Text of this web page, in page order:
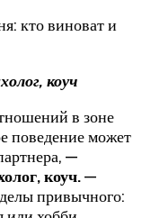
коуч
в зоне
поведение может
—
коуч.—
привычного: